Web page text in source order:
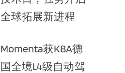
全球拓展新进程
Momenta获KBA德
国全境L4级自动驾